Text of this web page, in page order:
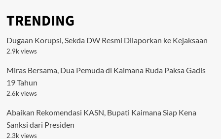
TRENDING
Dugaan Korupsi, Sekda DW Resmi Dilaporkan ke Kejaksaan
2.9k views
Miras Bersama, Dua Pemuda di Kaimana Ruda Paksa Gadis
19 Tahun
2.6k views
Abaikan Rekomendasi KASN, Bupati Kaimana Siap Kena
Sanksi dari Presiden
2.3k views